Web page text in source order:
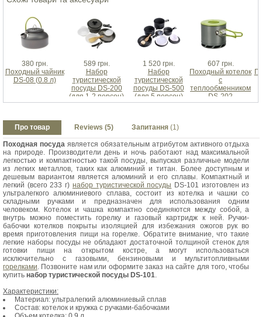
380 грн.
Походный чайник
DS-08 (0.8 л)
589 грн.
Набор
туристической
посуды DS-200
(для 1-2 персон)
1 520 грн.
Набор
туристической
посуды DS-500
(для 5 персон)
607 грн.
Походный котелок
с
теплообменником
DS-202
Про товар Reviews (5) Запитання (1)
Походная посудаявляется обязательным атрибутом активного отдыха
на природе. Производители день и ночь работают над максимальной
легкостью и компактностью такой посуды, выпуская различные модели
из легких металлов, таких как алюминий и титан. Более доступным и
дешевым вариантом является алюминий и его сплавы. Компактный и
легкий (всего 233 г) набор туристической посуды DS-101 изготовлен из
ультралегкого алюминиевого сплава, состоит из котелка и чашки со
складными ручками и предназначен для использования одним
человеком. Котелок и чашка компактно соединяются между собой, а
внутрь можно поместить горелку и газовый картридж к ней. Ручки-
бабочки котелков покрыты изоляцией для избежания ожогов рук во
время приготовления пищи на горелке. Обратите внимание, что такие
легкие наборы посуды не обладают достаточной толщиной стенок для
готовки пищи на открытом костре, а могут использоваться
исключительно с газовыми, бензиновыми и мультитопливными
горелками. Позвоните нам или оформите заказ на сайте для того, чтобы
купить набор туристической посуды DS-101.
Характеристики:
Материал: ультралегкий алюминиевый сплав
Состав: котелок и кружка с ручками-бабочками